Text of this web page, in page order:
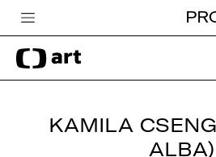
Česká televize
Zpravodajství
KAMILA
ALBA)